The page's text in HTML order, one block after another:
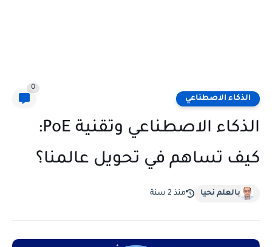
الذكاء الاصطناعي
0
الذكاء الاصطناعي وتقنية PoE:
كيف تساهم في تحويل عالمنا؟
بالعلم نحيا منذ 2 سنة